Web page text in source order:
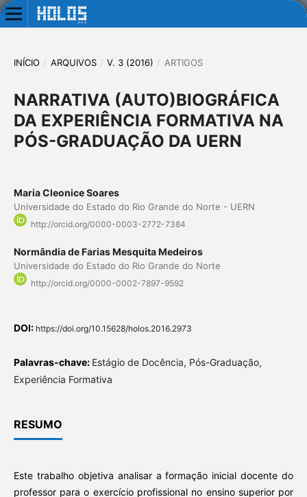
INÍCIO / ARQUIVOS / V. 3 (2016) / ARTIGOS
NARRATIVA (AUTO)BIOGRÁFICA
DA EXPERIÊNCIA FORMATIVA NA
PÓS-GRADUAÇÃO DA UERN
Maria Cleonice Soares
Universidade do Estado do Rio Grande do Norte - UERN
http://orcid.org/0000-0003-2772-7384
Normândia de Farias Mesquita Medeiros
Universidade do Estado do Rio Grande do Norte
http://orcid.org/0000-0002-7897-9592
DOI: https://doi.org/10.15628/holos.2016.2973
Palavras-chave: Estágio de Docência, Pós-Graduação,
Experiência Formativa
RESUMO
Este trabalho objetiva analisar a formação inicial docente do
professor para o exercício profissional no ensino superior por